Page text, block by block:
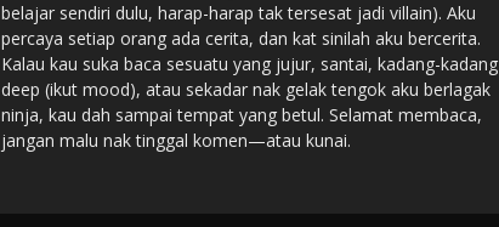
belajar sendiri dulu, harap-harap tak tersesat jadi villain). Aku
percaya setiap orang ada cerita, dan kat sinilah aku bercerita.
Kalau kau suka baca sesuatu yang jujur, santai, kadang-kadang
deep (ikut mood), atau sekadar nak gelak tengok aku berlagak
ninja, kau dah sampai tempat yang betul. Selamat membaca,
jangan malu nak tinggal komen—atau kunai.